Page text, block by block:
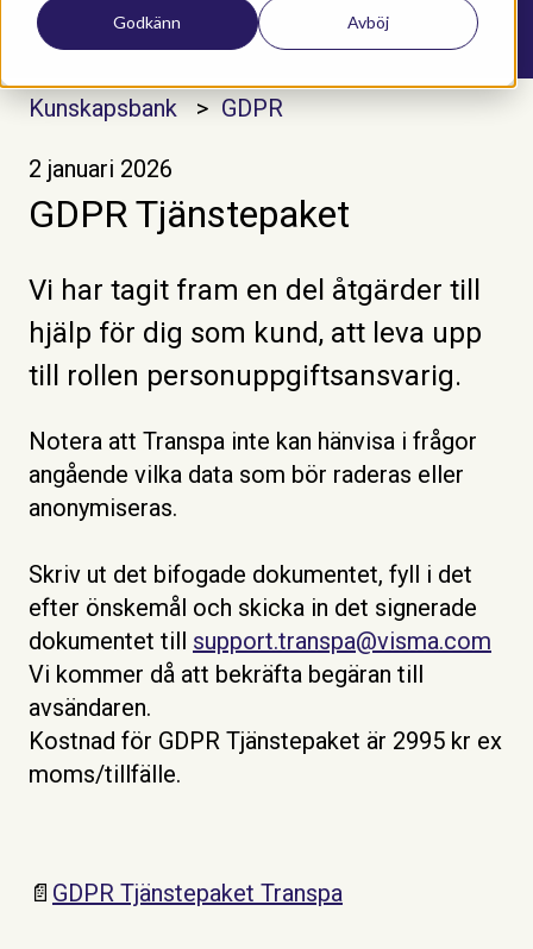
Godkänn Avböj
Kunskapsbank GDPR
2 januari 2026
GDPR Tjänstepaket
Vi har tagit fram en del åtgärder till
hjälp för dig som kund, att leva upp
till rollen personuppgiftsansvarig.
Notera att Transpa inte kan hänvisa i frågor
angående vilka data som bör raderas eller
anonymiseras.
Skriv ut det bifogade dokumentet, fyll i det
efter önskemål och skicka in det signerade
dokumentet till support.transpa@visma.com
Vi kommer då att bekräfta begäran till
avsändaren.
Kostnad för GDPR Tjänstepaket är 2995 kr ex
moms/tillfälle.
📄 GDPR Tjänstepaket Transpa